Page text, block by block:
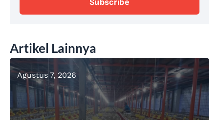
Artikel Lainnya
Agustus 7, 2026